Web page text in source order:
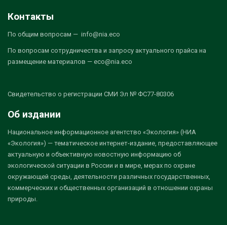
Контакты
По общим вопросам — info@nia.eco
По вопросам сотрудничества и запросу актуального прайса на
размещение материалов — eco@nia.eco
Свидетельство о регистрации СМИ Эл № ФС77-80306
Об издании
Национальное информационное агентство «Экология» (НИА
«Экология») — тематическое интернет-издание, предоставляющее
актуальную и объективную новостную информацию об
экологической ситуации в России и в мире, мерах по охране
окружающей среды, деятельности различных государственных,
коммерческих и общественных организаций в отношении охраны
природы.